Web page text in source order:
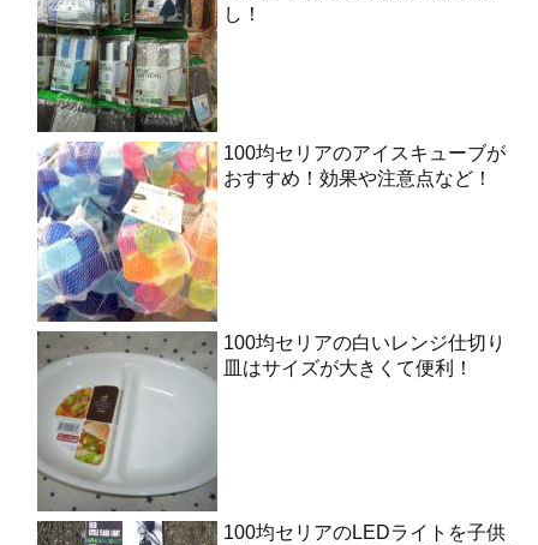
し！
100均セリアのアイスキューブが
おすすめ！効果や注意点など！
100均セリアの白いレンジ仕切り
皿はサイズが大きくて便利！
100均セリアのLEDライトを子供